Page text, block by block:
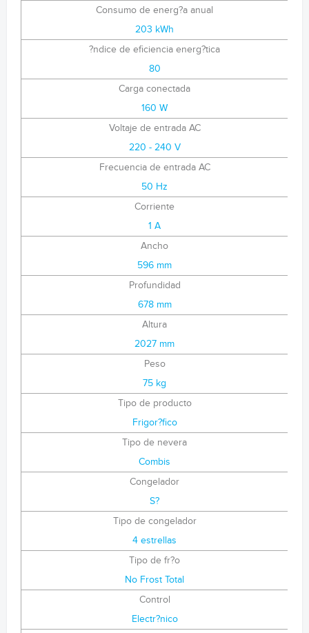
Consumo de energ?a anual
203 kWh
?ndice de eficiencia energ?tica
80
Carga conectada
160 W
Voltaje de entrada AC
220 - 240 V
Frecuencia de entrada AC
50 Hz
Corriente
1 A
Ancho
596 mm
Profundidad
678 mm
Altura
2027 mm
Peso
75 kg
Tipo de producto
Frigor?fico
Tipo de nevera
Combis
Congelador
S?
Tipo de congelador
4 estrellas
Tipo de fr?o
No Frost Total
Control
Electr?nico